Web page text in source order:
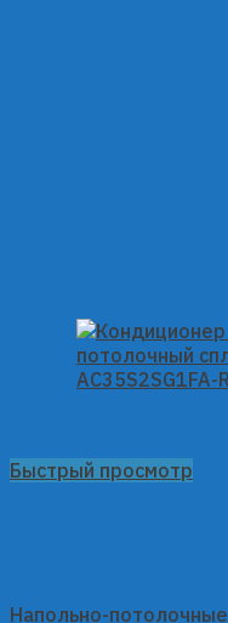
Быстрый просмотр
Напольно-потолочные